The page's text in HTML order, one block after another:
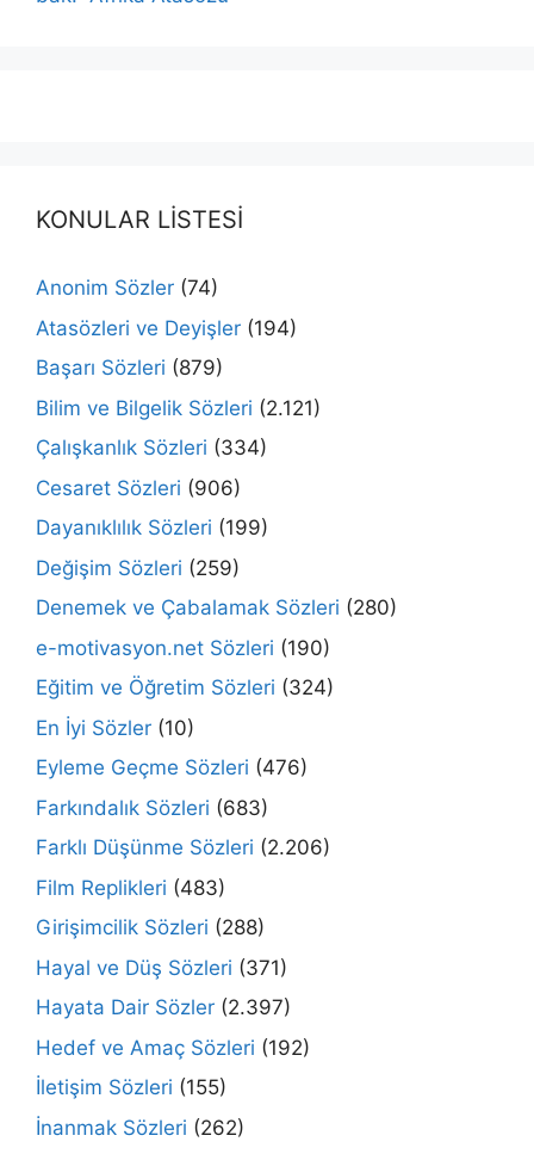
KONULAR LİSTESİ
Anonim Sözler (74)
Atasözleri ve Deyişler (194)
Başarı Sözleri (879)
Bilim ve Bilgelik Sözleri (2.121)
Çalışkanlık Sözleri (334)
Cesaret Sözleri (906)
Dayanıklılık Sözleri (199)
Değişim Sözleri (259)
Denemek ve Çabalamak Sözleri (280)
e-motivasyon.net Sözleri (190)
Eğitim ve Öğretim Sözleri (324)
En İyi Sözler (10)
Eyleme Geçme Sözleri (476)
Farkındalık Sözleri (683)
Farklı Düşünme Sözleri (2.206)
Film Replikleri (483)
Girişimcilik Sözleri (288)
Hayal ve Düş Sözleri (371)
Hayata Dair Sözler (2.397)
Hedef ve Amaç Sözleri (192)
İletişim Sözleri (155)
İnanmak Sözleri (262)